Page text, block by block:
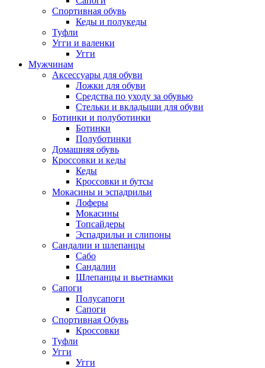
Спортивная обувь
Кеды и полукеды
Туфли
Угги и валенки
Угги
Мужчинам
Аксессуары для обуви
Ложки для обуви
Средства по уходу за обувью
Стельки и вкладыши для обуви
Ботинки и полуботинки
Ботинки
Полуботинки
Домашняя обувь
Кроссовки и кеды
Кеды
Кроссовки и бутсы
Мокасины и эспадрильи
Лоферы
Мокасины
Топсайдеры
Эспадрильи и слипоны
Сандалии и шлепанцы
Сабо
Сандалии
Шлепанцы и вьетнамки
Сапоги
Полусапоги
Сапоги
Спортивная Обувь
Кроссовки
Туфли
Угги
Угги